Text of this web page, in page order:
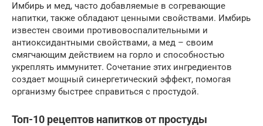
Имбирь и мед, часто добавляемые в согревающие
напитки, также обладают ценными свойствами. Имбирь
известен своими противовоспалительными и
антиоксидантными свойствами, а мед – своим
смягчающим действием на горло и способностью
укреплять иммунитет. Сочетание этих ингредиентов
создает мощный синергетический эффект, помогая
организму быстрее справиться с простудой.
Топ-10 рецептов напитков от простуды